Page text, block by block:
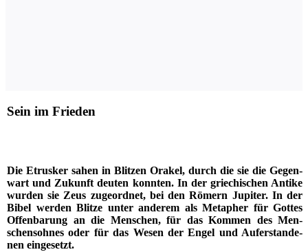
Sein im Frieden
Die Etrus­ker sahen in Blit­zen Ora­kel, durch die sie die Gegen­
wart und Zukunft deu­ten konn­ten. In der grie­chi­schen Anti­ke
wur­den sie Zeus zuge­ord­net, bei den Römern Jupi­ter. In der
Bibel wer­den Blit­ze unter ande­rem als Meta­pher für Got­tes
Offen­ba­rung an die Men­schen, für das Kom­men des Men­
schen­soh­nes oder für das Wesen der Engel und Auf­er­stan­de­
nen eingesetzt.